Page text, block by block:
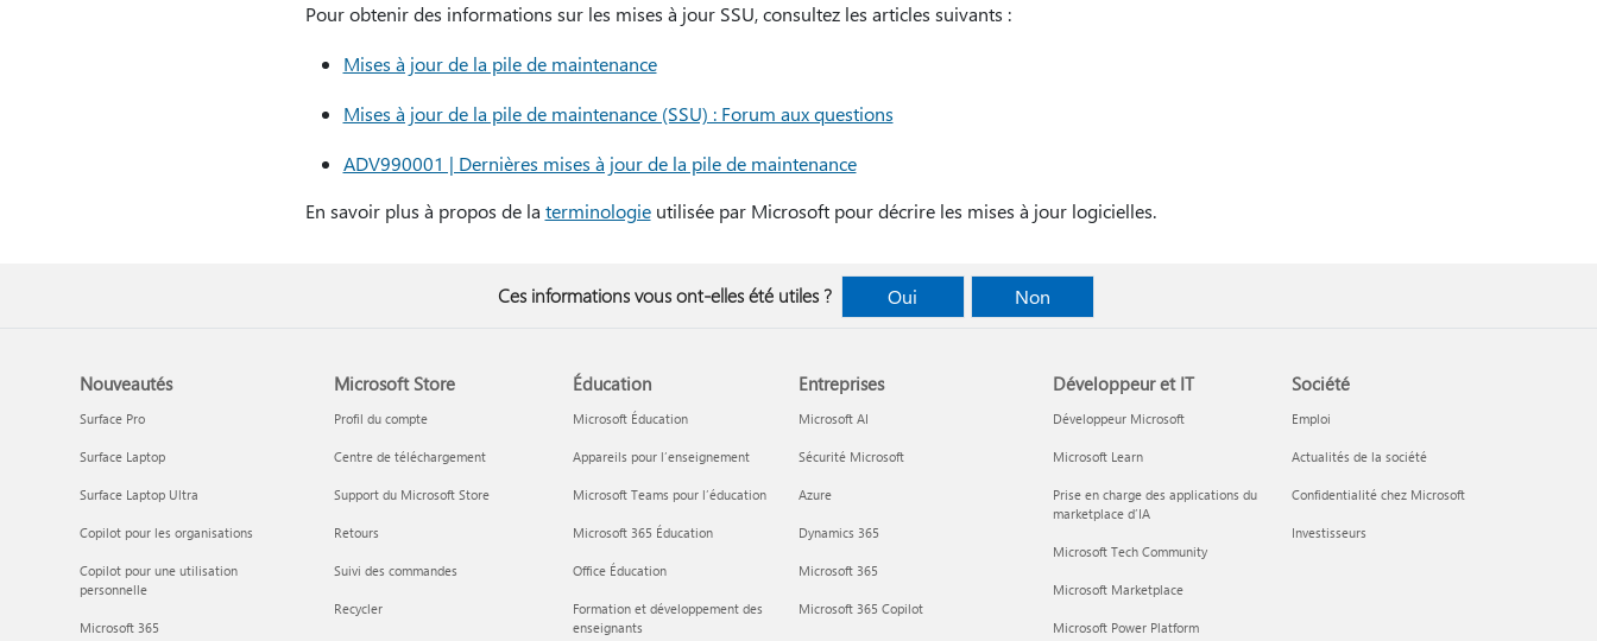
Pour obtenir des informations sur les mises à jour SSU, consultez les articles suivants :
Mises à jour de la pile de maintenance
Mises à jour de la pile de maintenance (SSU) : Forum aux questions
ADV990001 | Dernières mises à jour de la pile de maintenance
En savoir plus à propos de la terminologieutilisée par Microsoft pour décrire les mises à jour logicielles.
Ces informations vous ont-elles été utiles ? Oui Non
Nouveautés
Surface Pro
Surface Laptop
Surface Laptop Ultra
Copilot pour les organisations
Copilot pour une utilisation
personnelle
Microsoft 365
Microsoft Store
Profil du compte
Centre de téléchargement
Support du Microsoft Store
Retours
Suivi des commandes
Recycler
Éducation
Microsoft Éducation
Appareils pour l’enseignement
Microsoft Teams pour l’éducation
Microsoft 365 Éducation
Office Éducation
Formation et développement des
enseignants
Entreprises
Microsoft AI
Sécurité Microsoft
Azure
Dynamics 365
Microsoft 365
Microsoft 365 Copilot
Développeur et IT
Développeur Microsoft
Microsoft Learn
Prise en charge des applications du
marketplace d’IA
Microsoft Tech Community
Microsoft Marketplace
Microsoft Power Platform
Société
Emploi
Actualités de la société
Confidentialité chez Microsoft
Investisseurs